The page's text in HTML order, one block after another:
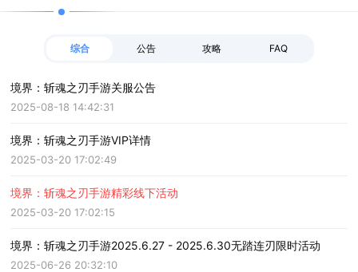
综合 公告 攻略 FAQ
境界：斩魂之刃手游关服公告
2025-08-18 14:42:31
境界：斩魂之刃手游VIP详情
2025-03-20 17:02:49
境界：斩魂之刃手游精彩线下活动
2025-03-20 17:02:15
境界：斩魂之刃手游2025.6.27 - 2025.6.30无踏连刃限时活动
2025-06-26 20:32:10